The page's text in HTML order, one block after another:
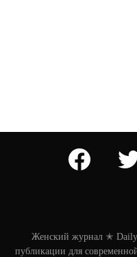
facebook
Женский журнал ✭
публикации для